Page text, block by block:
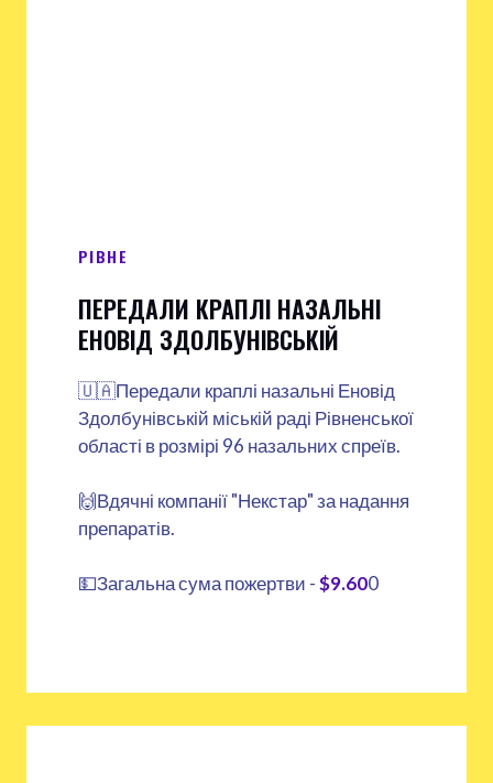
РІВНЕ
ПЕРЕДАЛИ КРАПЛІ НАЗАЛЬНІ
ЕНОВІД ЗДОЛБУНІВСЬКІЙ
🇺🇦Передали краплі назальні Еновід
Здолбунівській міській раді Рівненської
області в розмірі 96 назальних спреїв.
🙌Вдячні компанії "Некстар" за надання
препаратів.
💵Загальна сума пожертви -$9.600